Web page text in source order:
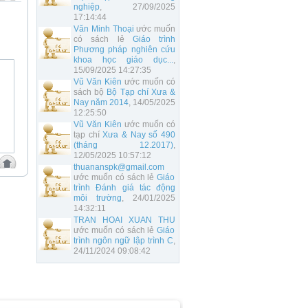
nghiệp, 27/09/2025
17:14:44
Văn Minh Thoại ước muốn
có sách lẻ Giáo trình
Phương pháp nghiên cứu
khoa học giáo dục...,
15/09/2025 14:27:35
Vũ Văn Kiên ước muốn có
sách bộ Bộ Tạp chí Xưa &
Nay năm 2014, 14/05/2025
12:25:50
Vũ Văn Kiên ước muốn có
tạp chíXưa & Nay số 490
(tháng 12.2017),
12/05/2025 10:57:12
thuananspk@gmail.com
ước muốn có sách lẻGiáo
trình Đánh giá tác động
môi trường, 24/01/2025
14:32:11
TRAN HOAI XUAN THU
ước muốn có sách lẻGiáo
trình ngôn ngữ lập trình C,
24/11/2024 09:08:42